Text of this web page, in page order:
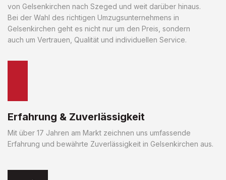
von Gelsenkirchen nach Szeged und weit darüber hinaus.
Bei der Wahl des richtigen Umzugsunternehmens in
Gelsenkirchen geht es nicht nur um den Preis, sondern
auch um Vertrauen, Qualität und individuellen Service.
Erfahrung & Zuverlässigkeit
Mit über 17 Jahren am Markt zeichnen uns umfassende
Erfahrung und bewährte Zuverlässigkeit in Gelsenkirchen aus.